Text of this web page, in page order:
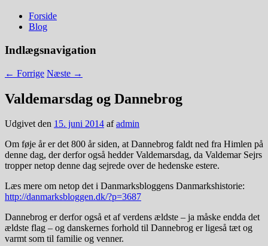
Forside
Blog
Indlægsnavigation
← Forrige Næste →
Valdemarsdag og Dannebrog
Udgivet den 15. juni 2014 afadmin
Om føje år er det 800 år siden, at Dannebrog faldt ned fra Himlen på
denne dag, der derfor også hedder Valdemarsdag, da Valdemar Sejrs
tropper netop denne dag sejrede over de hedenske estere.
Læs mere om netop det i Danmarksbloggens Danmarkshistorie:
http://danmarksbloggen.dk/?p=3687
Dannebrog er derfor også et af verdens ældste – ja måske endda det
ældste flag – og danskernes forhold til Dannebrog er ligeså tæt og
varmt som til familie og venner.